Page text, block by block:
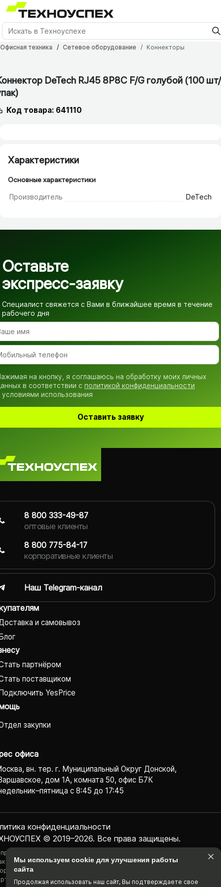
Офисная техника Сетевое оборудование Коннекторы
DeTech RJ45 8P8C F/​G голубой (100 шт/​
Код товара: 641110
Характеристики
Основные характеристики
Производитель DeTech
Оставьте
экспресс-заявку
Специалист свяжется с Вами в ближайшее время в течение
рабочего дня
на кнопку, я соглашаюсь на обработку моих личных
в соответствии с политикой конфиденциальности
условиями использования
Оставить заявку
и самовывоз
партнёром
поставщиком
YesPrice
закупки
офиса
вн. тер. г. Муниципальный Округ Донской,
дом 1А, комната 50, офис Б7К
с 8:45 до 17:45
© 2019–2026. Все права защищены.
конфиденциаль­ности
на сайте информация, касающаяся технических
наличия на складе, стоимости товаров, носит
характер и ни при каких условиях не является публичной
определяемой положениями Статьи 437(2) Гражданского
8 800 333-49-87
оптовые клиенты
8 800 775-84-17
корпоративные клиенты
Наш Telegram-канал
Мы используем cookie для улучшения работы
сайта
Продолжая использовать наш cайт, Вы подтвержда­ете свое